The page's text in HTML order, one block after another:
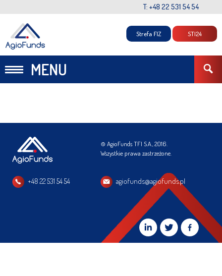
T: +48 22 531 54 54
MENU
Strefa FIZ STI24
© AgioFunds TFI S.A., 2016.
Wszystkie prawa zastrzeżone.
+48 22 531 54 54 agiofunds@agiofunds.pl